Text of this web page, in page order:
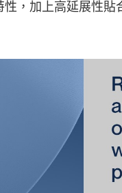
，加上高延展性貼